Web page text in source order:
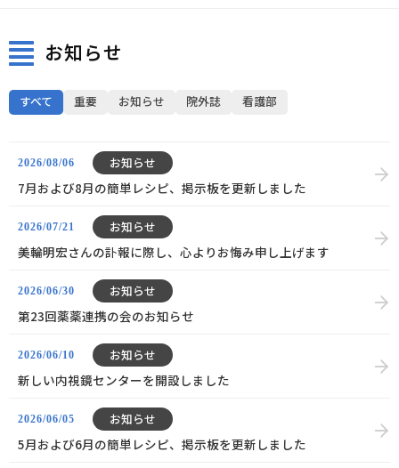
お知らせ
すべて 重要 お知らせ 院外誌 看護部
2026/08/06 お知らせ
7月および8月の簡単レシピ、掲示板を更新しました
2026/07/21 お知らせ
美輪明宏さんの訃報に際し、心よりお悔み申し上げます
2026/06/30 お知らせ
第23回薬薬連携の会のお知らせ
2026/06/10 お知らせ
新しい内視鏡センターを開設しました
2026/06/05 お知らせ
5月および6月の簡単レシピ、掲示板を更新しました